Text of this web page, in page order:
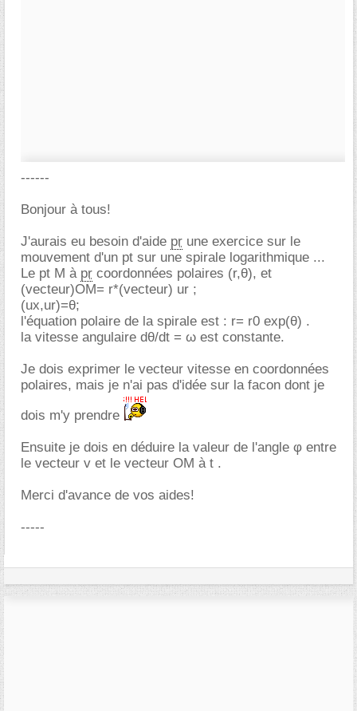
------
Bonjour à tous!
J'aurais eu besoin d'aide pr une exercice sur le
mouvement d'un pt sur une spirale logarithmique ...
Le pt M à pr coordonnées polaires (r,θ), et
(vecteur)OM= r*(vecteur) ur ;
(ux,ur)=θ;
l'équation polaire de la spirale est : r= r0 exp(θ) .
la vitesse angulaire dθ/dt = ω est constante.
Je dois exprimer le vecteur vitesse en coordonnées
polaires, mais je n'ai pas d'idée sur la facon dont je
dois m'y prendre
Ensuite je dois en déduire la valeur de l'angle φ entre
le vecteur v et le vecteur OM à t .
Merci d'avance de vos aides!
-----